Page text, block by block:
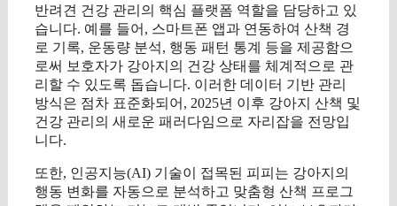
반려견 건강 관리의 핵심 플랫폼 역할을 담당하고 있
습니다. 예를 들어, 스마트폰 앱과 연동하여 산책 경
로 기록, 운동량 분석, 행동 패턴 통계 등을 제공함으
로써 보호자가 강아지의 건강 상태를 체계적으로 관
리할 수 있도록 돕습니다. 이러한 데이터 기반 관리
방식은 점차 표준화되어, 2025년 이후 강아지 산책 및
건강 관리의 새로운 패러다임으로 자리잡을 전망입
니다.
또한, 인공지능(AI) 기술이 접목된 피피는 강아지의
행동 변화를 자동으로 분석하고 맞춤형 산책 프로그